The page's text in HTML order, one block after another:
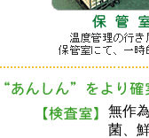
無作
菌、